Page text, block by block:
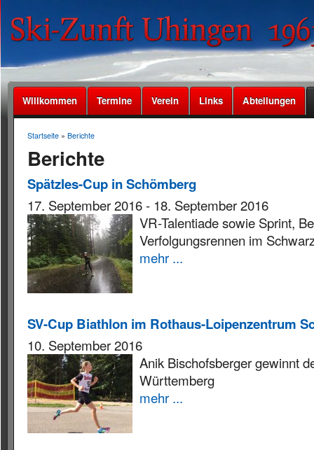
Willkommen Termine Verein Links Abteilungen
Startseite» Berichte
Berichte
Spätzles-Cup in Schömberg
17. September 2016- 18. September 2016
VR-Talentiade sowie Sprint,
Verfolgungsrennen im
mehr ...
SV-Cup Biathlon im Rothaus-Loipenzentrum
10. September 2016
Anik Bischofsberger gewinnt
Württemberg
mehr ...